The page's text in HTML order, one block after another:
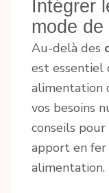
Intégrer
mode
Au-delà des
est essentiel
alimentation
vos besoins
conseils
apport en
alimentation.